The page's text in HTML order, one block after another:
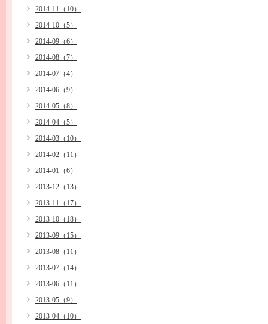
2014-11（10）
2014-10（5）
2014-09（6）
2014-08（7）
2014-07（4）
2014-06（9）
2014-05（8）
2014-04（5）
2014-03（10）
2014-02（11）
2014-01（6）
2013-12（13）
2013-11（17）
2013-10（18）
2013-09（15）
2013-08（11）
2013-07（14）
2013-06（11）
2013-05（9）
2013-04（10）